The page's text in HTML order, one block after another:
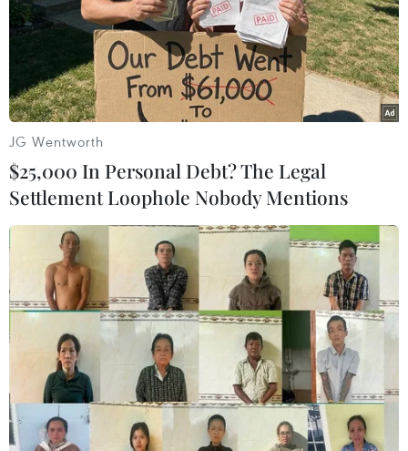
Giá vàng trong nước bất ngờ giảm mạnh
phiên mở cửa sáng cuối tuần
08/11/2019 03:34
Giá vàng SJC và thương hiệu vàng Rồng Thăng Long
cùng đi xuống phiên sáng 8/11, với mức điều chỉnh cao
nhất lên tới 400.000 đồng mỗi lượng.
JG Wentworth
$25,000 In Personal Debt? The Legal
Settlement Loophole Nobody Mentions